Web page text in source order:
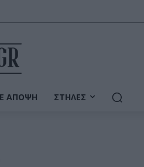
ΆΠΟΨΗ ΣΤΉΛΕΣ